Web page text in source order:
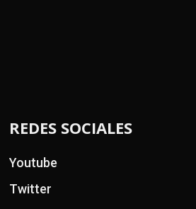
REDES SOCIALES
Youtube
Twitter